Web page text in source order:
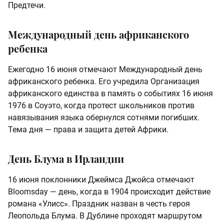
Предтечи.
Международный день африканского
ребенка
Ежегодно 16 июня отмечают Международный день
африканского ребенка. Его учредила Организация
африканского единства в память о событиях 16 июня
1976 в Соуэто, когда протест школьников против
навязывания языка обернулся сотнями погибших.
Тема дня — права и защита детей Африки.
День Блума в Ирландии
16 июня поклонники Джеймса Джойса отмечают
Bloomsday — день, когда в 1904 происходит действие
романа «Улисс». Праздник назван в честь героя
Леопольда Блума. В Дублине проходят маршрутом